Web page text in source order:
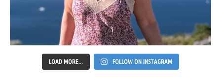
LOAD MORE... FOLLOW ON INSTAGRAM